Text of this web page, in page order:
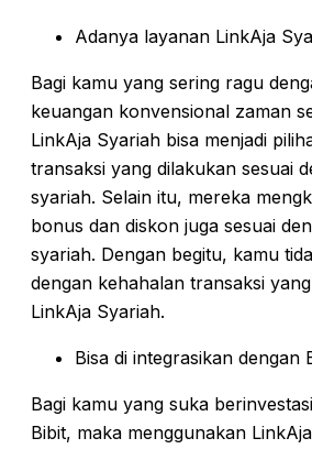
Adanya layanan LinkAja
Bagi kamu yang sering ragu
keuangan konvensional zaman
LinkAja Syariah bisa menjadi
transaksi yang dilakukan sesuai
syariah. Selain itu, mereka
bonus dan diskon juga sesuai
syariah. Dengan begitu, kamu
dengan kehahalan transaksi
LinkAja Syariah.
Bisa di integrasikan dengan
Bagi kamu yang suka
Bibit, maka menggunakan